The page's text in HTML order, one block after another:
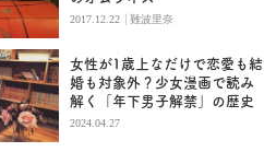
2017.12.22 | 難波里奈
女性が1歳上なだけで恋愛も結
婚も対象外？少女漫画で読み
解く「年下男子解禁」の歴史
2024.04.27